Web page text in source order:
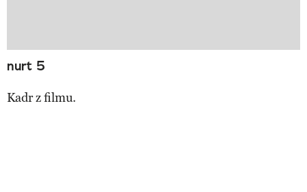
nurt 5
Kadr z filmu.